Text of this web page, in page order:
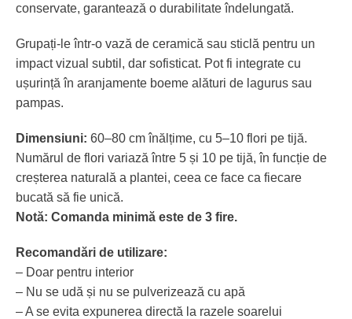
conservate, garantează o durabilitate îndelungată.
Grupați-le într-o vază de ceramică sau sticlă pentru un
impact vizual subtil, dar sofisticat. Pot fi integrate cu
ușurință în aranjamente boeme alături de lagurus sau
pampas.
Dimensiuni: 60–80 cm înălțime, cu 5–10 flori pe tijă.
Numărul de flori variază între 5 și 10 pe tijă, în funcție de
creșterea naturală a plantei, ceea ce face ca fiecare
bucată să fie unică.
Notă: Comanda minimă este de 3 fire.
Recomandări de utilizare:
– Doar pentru interior
– Nu se udă și nu se pulverizează cu apă
– A se evita expunerea directă la razele soarelui